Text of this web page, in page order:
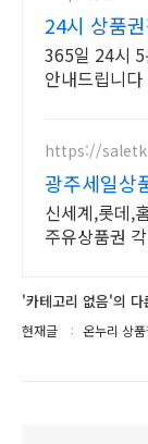
24시 상품
365일 24시 5
안내드립니다
https://
광주세일상
신세계,롯데,
주유상품권
'카테고리 없음'의 다
현재글 온누리 상